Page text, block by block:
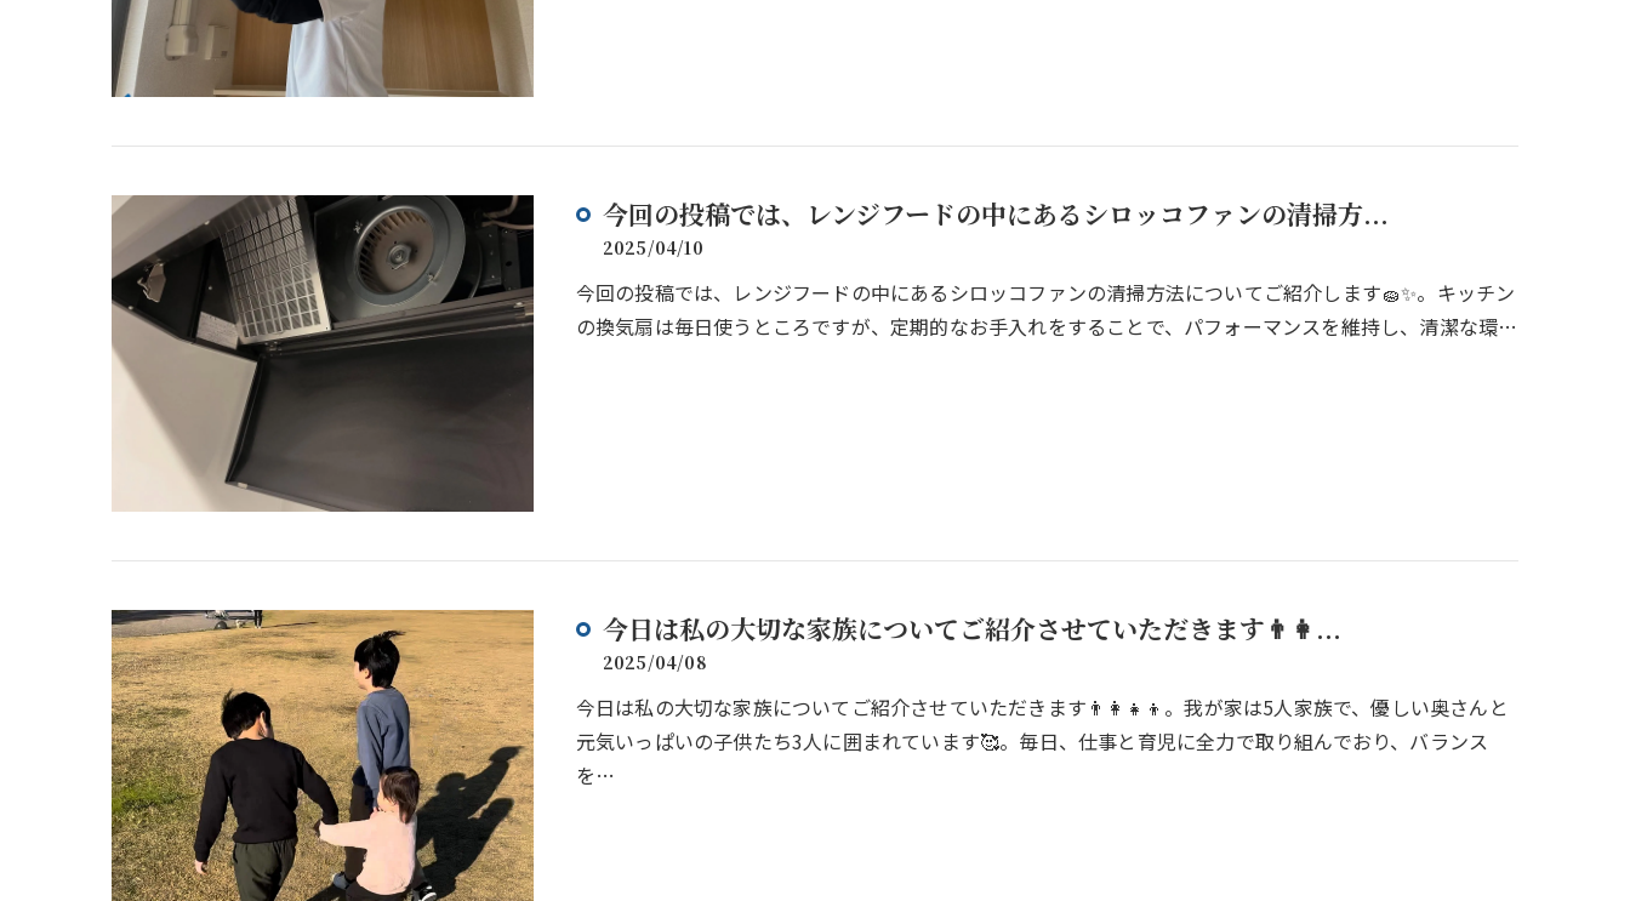
今回の投稿では、レンジフードの中にあるシロッコファンの清掃方...
2025/04/10
今回の投稿では、レンジフードの中にあるシロッコファンの清掃方法についてご紹介します🧽✨。キッチン
の換気扇は毎日使うところですが、定期的なお手入れをすることで、パフォーマンスを維持し、清潔な環…
今日は私の大切な家族についてご紹介させていただきます👨‍👩‍...
2025/04/08
今日は私の大切な家族についてご紹介させていただきます👨‍👩‍👧‍👦。我が家は5人家族で、優しい奥さんと
元気いっぱいの子供たち3人に囲まれています🥰。毎日、仕事と育児に全力で取り組んでおり、バランス
を…